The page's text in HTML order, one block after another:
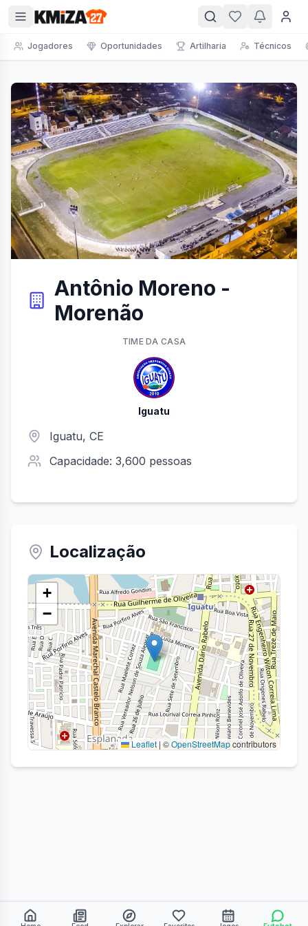
Jogadores Oportunidades Artilharia Técnicos
Antônio Moreno -
Morenão
Iguatu, CE
Capacidade: 3,600 pessoas
TIMEDA CASA
Iguatu
Localização
+
−
Leaflet| ©OpenStreetMapcontributors